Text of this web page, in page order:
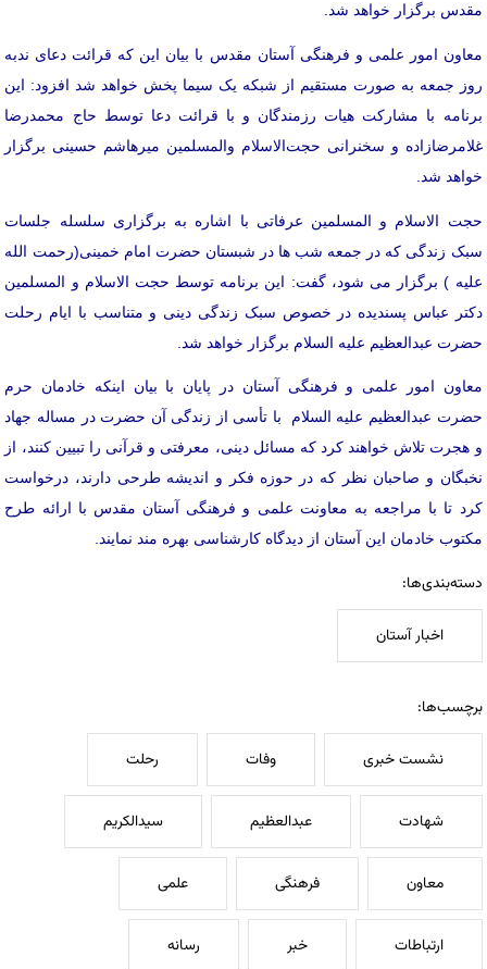
مقدس برگزار خواهد شد.
معاون امور علمی و فرهنگی آستان مقدس با بیان این که قرائت دعای ندبه
روز جمعه به صورت مستقیم از شبکه یک سیما پخش خواهد شد افزود: این
برنامه با مشارکت هیات رزمندگان و با قرائت دعا توسط حاج محمدرضا
غلامرضازاده و سخنرانی حجت‌الاسلام والمسلمین میرهاشم حسینی برگزار
خواهد شد.
حجت الاسلام و المسلمین عرفاتی با اشاره به برگزاری سلسله جلسات
سبک زندگی که در جمعه شب ها در شبستان حضرت امام خمینی(رحمت الله
علیه ) برگزار می شود، گفت: این برنامه توسط حجت الاسلام و المسلمین
دکتر عباس پسندیده در خصوص سبک زندگی دینی و متناسب با ایام رحلت
حضرت عبدالعظیم علیه السلام برگزار خواهد شد.
معاون امور علمی و فرهنگی آستان در پایان با بیان اینکه خادمان حرم
حضرت عبدالعظیم علیه السلام با تأسی از زندگی آن حضرت در مساله جهاد
و هجرت تلاش خواهند کرد که مسائل دینی، معرفتی و قرآنی را تبیین کنند، از
نخبگان و صاحبان نظر که در حوزه فکر و اندیشه طرحی دارند، درخواست
کرد تا با مراجعه به معاونت علمی و فرهنگی آستان مقدس با ارائه طرح
مکتوب خادمان این آستان از دیدگاه کارشناسی بهره مند نمایند.
دسته‌بندی‌ها:
اخبار آستان
برچسب‌ها:
نشست خبری وفات رحلت
شهادت عبدالعظیم سیدالکریم
معاون فرهنگی علمی
ارتباطات خبر رسانه